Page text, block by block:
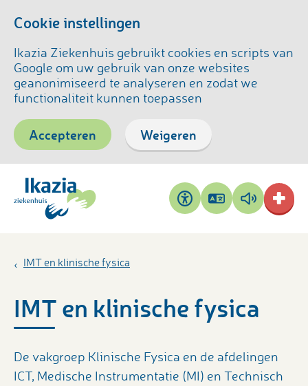
Cookie instellingen
Ikazia Ziekenhuis gebruikt cookies en scripts van
Google om uw gebruik van onze websites
geanonimiseerd te analyseren en zodat we
functionaliteit kunnen toepassen
Accepteren Weigeren
Toegankelijkheid
Pagina
vertalen
Pagina
voorlezen
IMT en klinische fysica
IMT en klinische fysica
De vakgroep Klinische Fysica en de afdelingen
ICT, Medische Instrumentatie (MI) en Technisch